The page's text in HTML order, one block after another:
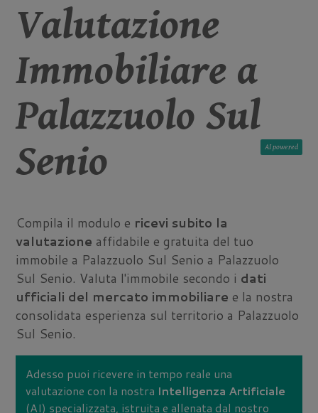
Valutazione
Immobiliare a
Palazzuolo Sul
Senio
AI
Compila il modulo e ricevi subito la
valutazione affidabile e gratuita del tuo
immobile a Palazzuolo Sul Senio a Palazzuolo
Sul Senio. Valuta l'immobile secondo i dati
ufficiali del mercato immobiliare e la nostra
consolidata esperienza sul territorio a Palazzuolo
Sul Senio.
Adesso puoi ricevere in tempo reale una
valutazione con la nostra Intelligenza Artificiale
(AI) specializzata, istruita e allenata dal nostro